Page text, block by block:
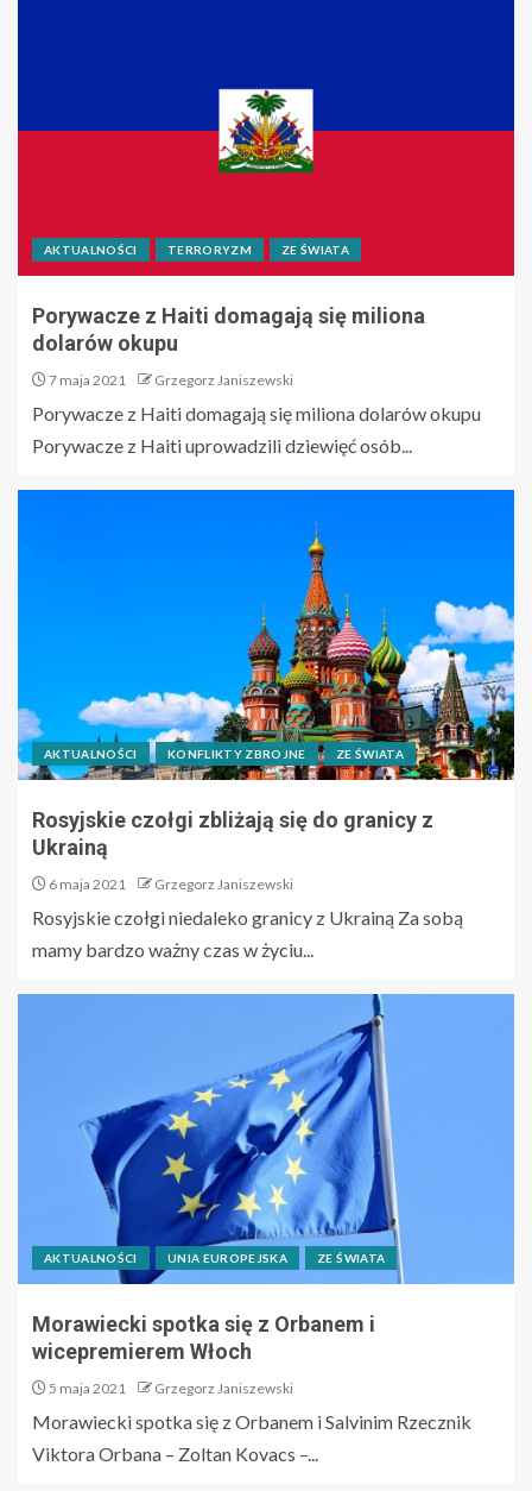
AKTUALNOŚCI TERRORYZM ZE ŚWIATA
Porywacze z Haiti domagają się miliona
dolarów okupu
7 maja 2021 Grzegorz Janiszewski
Porywacze z Haiti domagają się miliona dolarów okupu
Porywacze z Haiti uprowadzili dziewięć osób...
AKTUALNOŚCI KONFLIKTY ZBROJNE ZE ŚWIATA
Rosyjskie czołgi zbliżają się do granicy z
Ukrainą
6 maja 2021 Grzegorz Janiszewski
Rosyjskie czołgi niedaleko granicy z Ukrainą Za sobą
mamy bardzo ważny czas w życiu...
AKTUALNOŚCI UNIA EUROPEJSKA ZE ŚWIATA
Morawiecki spotka się z Orbanem i
wicepremierem Włoch
5 maja 2021 Grzegorz Janiszewski
Morawiecki spotka się z Orbanem i Salvinim Rzecznik
Viktora Orbana – Zoltan Kovacs –...